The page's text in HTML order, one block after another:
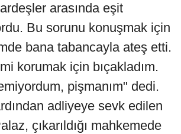
arasında eşit
Bu sorunu konuşmak için
bana tabancayla ateş etti.
korumak için bıçakladım.
pişmanım" dedi.
adliyeye sevk edilen
çıkarıldığı mahkemede